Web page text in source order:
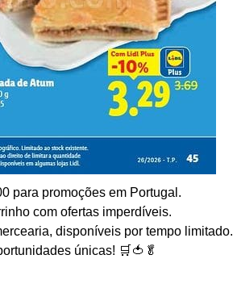
para promoções em Portugal.
com ofertas imperdíveis.
disponíveis por tempo limitado.
únicas! 🛒🍅🥬